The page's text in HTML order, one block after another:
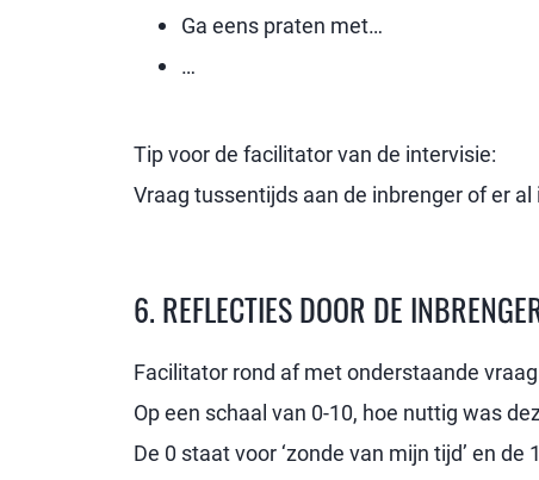
Ga eens praten met…
…
Tip voor de facilitator van de intervisie:
Vraag tussentijds aan de inbrenger of er
6. REFLECTIES DOOR DE
Facilitator rond af met onderstaande
Op een schaal van 0-10, hoe nuttig was
De 0 staat voor ‘zonde van mijn tijd’ en